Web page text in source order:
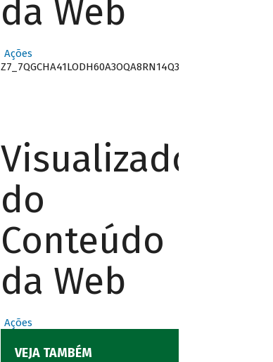
da Web
Ações
Z7_7QGCHA41LODH60A3OQA8RN14Q3
Visualizador
do
Conteúdo
da Web
Ações
VEJA TAMBÉM